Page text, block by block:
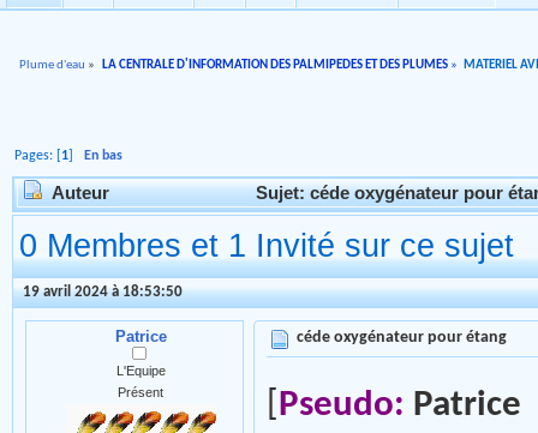
Plume d'eau » LA CENTRALE D'INFORMATION DES PALMIPEDES ET DES PLUMES » MATERIEL
Pages: [ 1 ]En bas
Auteur Sujet: céde oxygénateur pour
0 Membres et 1 Invité sur ce sujet
19 avril 2024 à 18:53:50
Patrice
L'Equipe
Présent
céde oxygénateur pour étang
Pseudo: Patrice